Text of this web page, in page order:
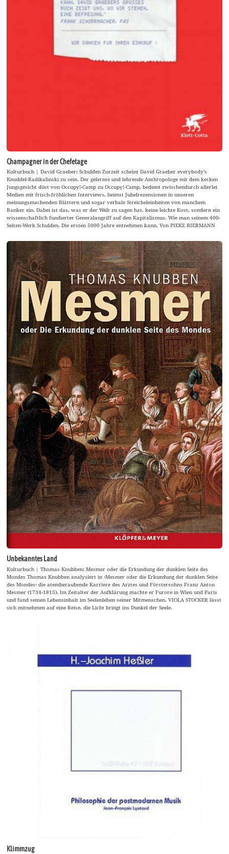
Champagner in der Chefetage
Kulturbuch | David Graeber: Schulden Zurzeit scheint David Graeber everybody’s
Knuddel-Radikalinski zu sein. Der gelernte und lehrende Anthropologe mit dem kecken
Jungsgesicht düst von Occupy!-Camp zu Occupy!-Camp, bedient zwischendurch allerlei
Medien mit frisch-fröhlichen Interviews, heimst Jubelrezensionen in unseren
meinungsmachenden Blättern und sogar verbale Streicheleinheiten von manchem
Banker ein. Dabei ist das, was er der Welt zu sagen hat, keine leichte Kost, sondern ein
wissenschaftlich fundierter Generalangriff auf den Kapitalismus. Wie man seinem 400-
Seiten-Werk Schulden. Die ersten 5000 Jahre entnehmen kann. Von PIEKE BIERMANN
Unbekanntes Land
Kulturbuch | Thomas Knubben: Mesmer oder die Erkundung der dunklen Seite des
Mondes Thomas Knubben analysiert in ›Mesmer oder die Erkundung der dunklen Seite
des Mondes‹ die atemberaubende Karriere des Arztes und Förstersohns Franz Anton
Mesmer (1734-1815). Im Zeitalter der Aufklärung machte er Furore in Wien und Paris
und fand seinen Lebensinhalt im Seelenleben seiner Mitmenschen. VIOLA STOCKER lässt
sich mitnehmen auf eine Reise, die Licht bringt ins Dunkel der Seele.
Klimmzug